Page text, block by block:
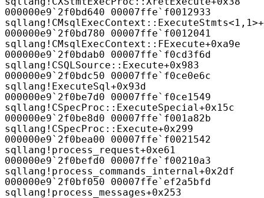
000000e9`2f0bd640 00007ffe`f0012933
000000e9`2f0bd780 00007ffe`f0012041
sqllang!CMsqlExecContext::FExecute+0xa9e
000000e9`2f0bdab0 00007ffe`f0cd3f6d
sqllang!CSQLSource::Execute+0x983
000000e9`2f0bdc50 00007ffe`f0ce0e6c
sqllang!ExecuteSql+0x93d
000000e9`2f0be7d0 00007ffe`f0ce1549
sqllang!CSpecProc::ExecuteSpecial+0x15c
000000e9`2f0be8d0 00007ffe`f001a82b
sqllang!CSpecProc::Execute+0x299
000000e9`2f0bea00 00007ffe`f0021542
sqllang!process_request+0xe61
000000e9`2f0befd0 00007ffe`f00210a3
sqllang!process_commands_internal+0x2df
000000e9`2f0bf050 00007ffe`ef2a5bfd
sqllang!process_messages+0x253